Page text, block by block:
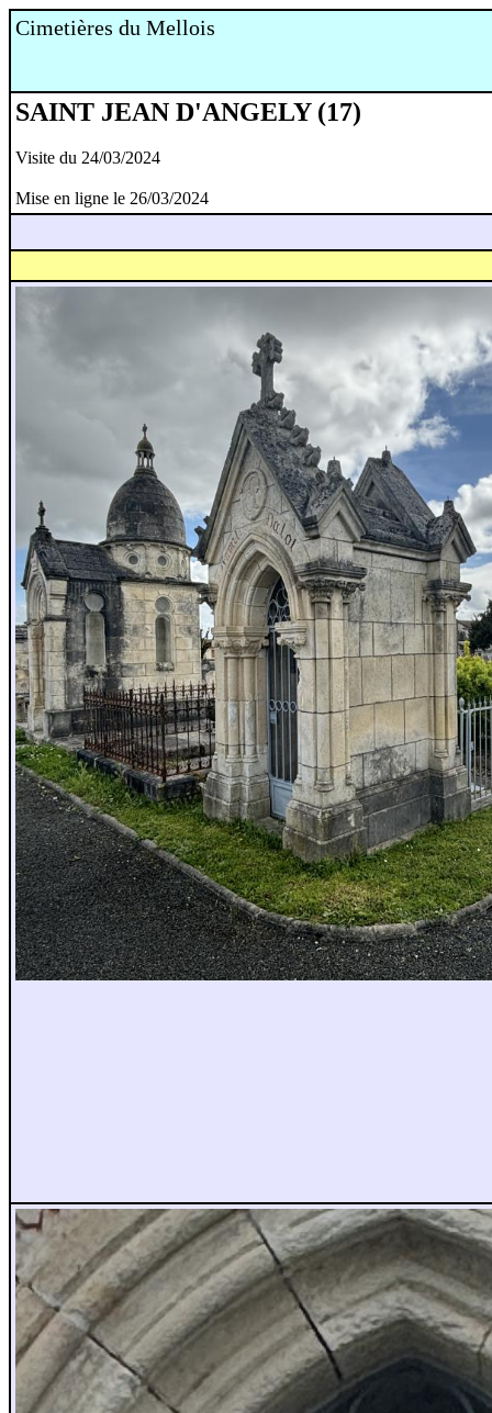
Cimetières du Mellois
SAINT JEAN D'ANGELY (17)
Visite du 24/03/2024
Mise en ligne le 26/03/2024